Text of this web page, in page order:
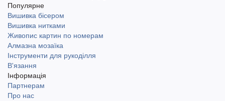
Популярне
Вишивка бісером
Вишивка нитками
Живопис картин по номерам
Алмазна мозаїка
Інструменти для рукоділля
В'язання
Інформація
Партнерам
Про нас